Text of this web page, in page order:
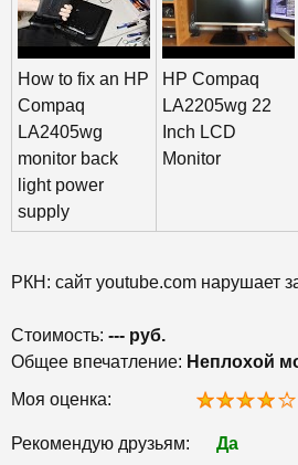
How to fix an HP
Compaq
LA2405wg
monitor back
light power
supply
HP Compaq
LA2205wg 22
Inch LCD
Monitor
РКН: сайт youtube.com нарушает
Стоимость: --- руб.
Общее впечатление: Неплохой
Моя оценка:
Рекомендую друзьям: Да